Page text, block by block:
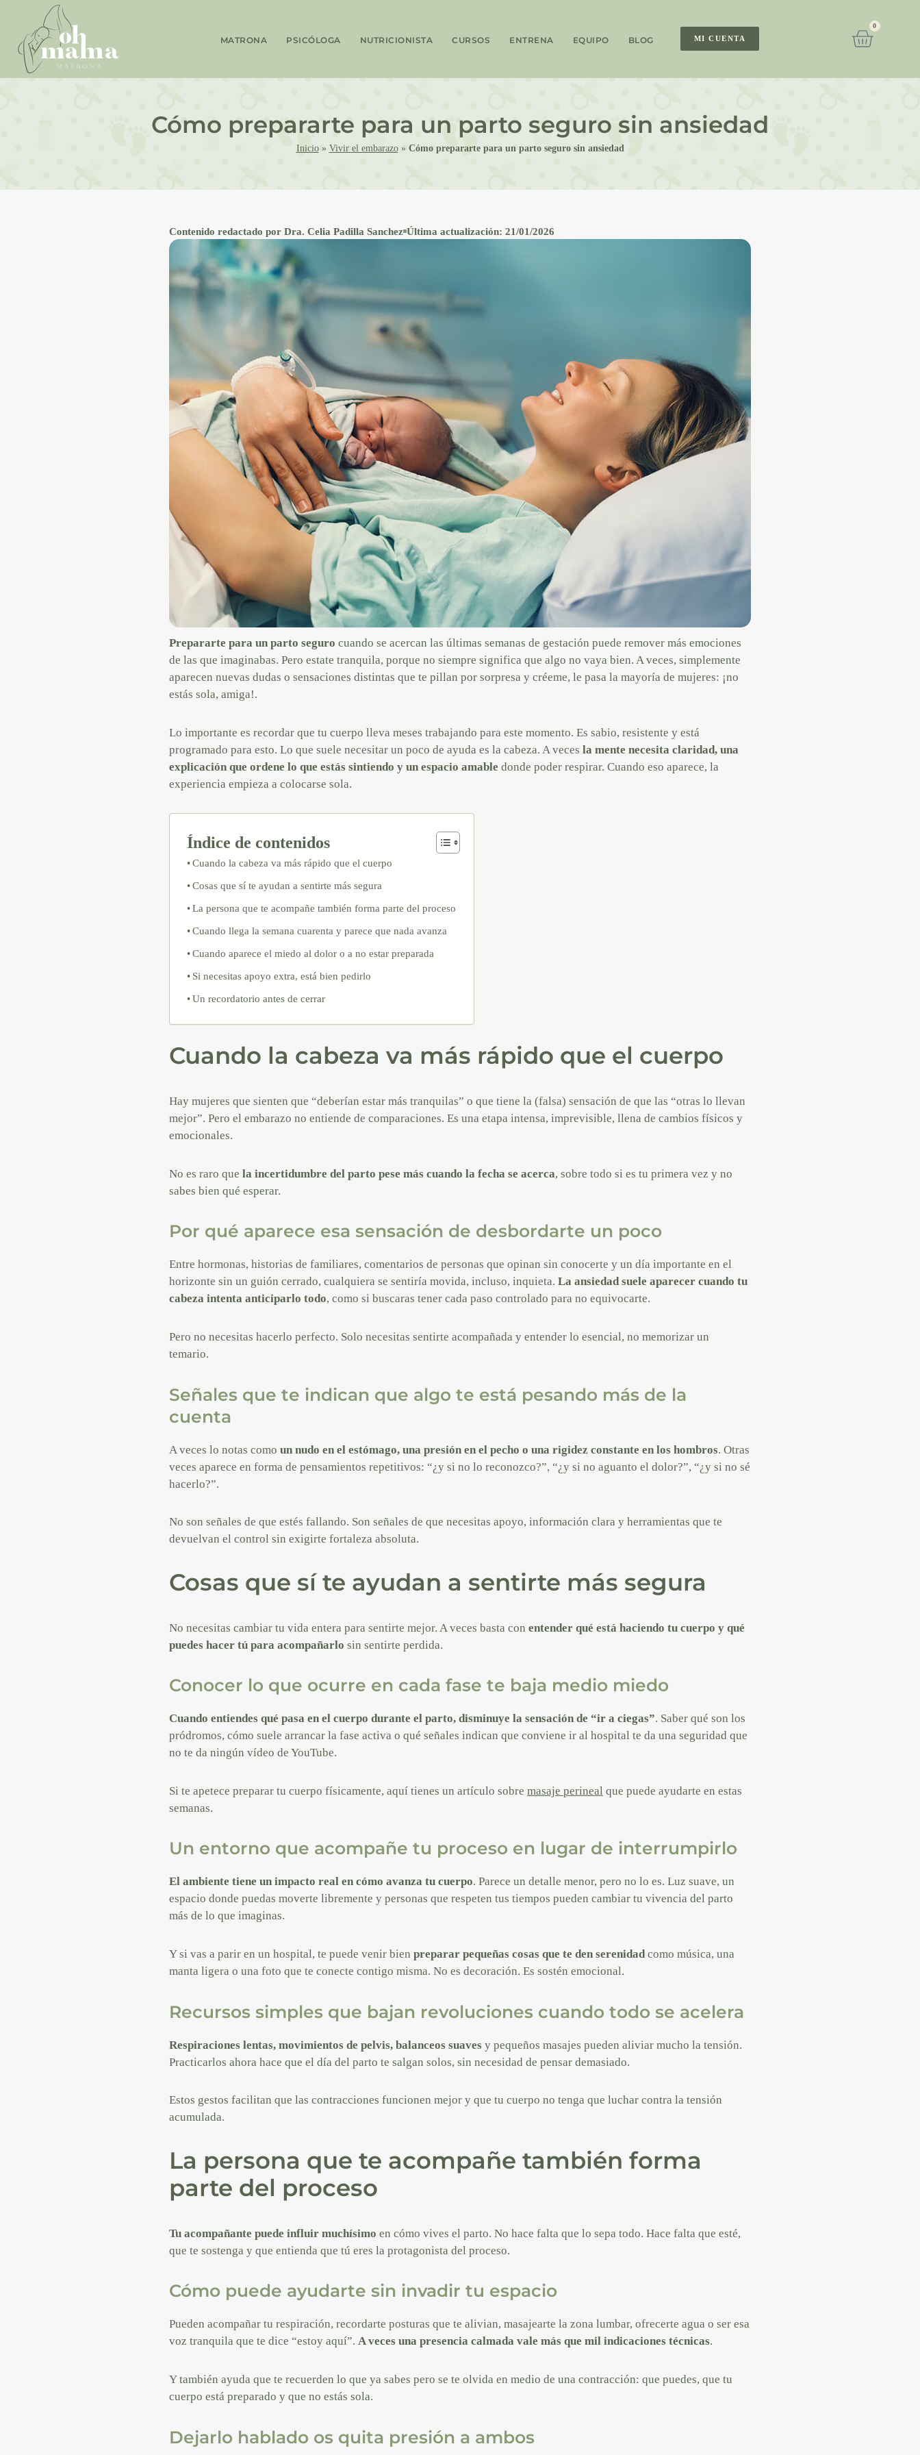
MATRONA PSICÓLOGA NUTRICIONISTA CURSOS ENTRENA EQUIPO BLOG MI CUENTA
0
Cómo prepararte para un parto seguro sin ansiedad
Inicio» Vivir el embarazo» Cómo prepararte para un parto seguro sin ansiedad
Contenido redactado por Dra. Celia Padilla Sanchez Última actualización: 21/01/2026
Prepararte para un parto seguro cuando se acercan las últimas semanas de gestación puede remover más emociones
de las que imaginabas. Pero estate tranquila, porque no siempre significa que algo no vaya bien. A veces, simplemente
aparecen nuevas dudas o sensaciones distintas que te pillan por sorpresa y créeme, le pasa la mayoría de mujeres: ¡no
estás sola, amiga!.
Lo importante es recordar que tu cuerpo lleva meses trabajando para este momento. Es sabio, resistente y está
programado para esto. Lo que suele necesitar un poco de ayuda es la cabeza. A veces la mente necesita claridad, una
explicación que ordene lo que estás sintiendo y un espacio amable donde poder respirar. Cuando eso aparece, la
experiencia empieza a colocarse sola.
Índice de contenidos
Cuando la cabeza va más rápido que el cuerpo
Cosas que sí te ayudan a sentirte más segura
La persona que te acompañe también forma parte del proceso
Cuando llega la semana cuarenta y parece que nada avanza
Cuando aparece el miedo al dolor o a no estar preparada
Si necesitas apoyo extra, está bien pedirlo
Un recordatorio antes de cerrar
Cuando la cabeza va más rápido que el cuerpo
Hay mujeres que sienten que “deberían estar más tranquilas” o que tiene la (falsa) sensación de que las “otras lo llevan
mejor”. Pero el embarazo no entiende de comparaciones. Es una etapa intensa, imprevisible, llena de cambios físicos y
emocionales.
No es raro que la incertidumbre del parto pese más cuando la fecha se acerca, sobre todo si es tu primera vez y no
sabes bien qué esperar.
Por qué aparece esa sensación de desbordarte un poco
Entre hormonas, historias de familiares, comentarios de personas que opinan sin conocerte y un día importante en el
horizonte sin un guión cerrado, cualquiera se sentiría movida, incluso, inquieta. La ansiedad suele aparecer cuando tu
cabeza intenta anticiparlo todo, como si buscaras tener cada paso controlado para no equivocarte.
Pero no necesitas hacerlo perfecto. Solo necesitas sentirte acompañada y entender lo esencial, no memorizar un
temario.
Señales que te indican que algo te está pesando más de la
cuenta
A veces lo notas como un nudo en el estómago, una presión en el pecho o una rigidez constante en los hombros. Otras
veces aparece en forma de pensamientos repetitivos: “¿y si no lo reconozco?”, “¿y si no aguanto el dolor?”, “¿y si no sé
hacerlo?”.
No son señales de que estés fallando. Son señales de que necesitas apoyo, información clara y herramientas que te
devuelvan el control sin exigirte fortaleza absoluta.
Cosas que sí te ayudan a sentirte más segura
No necesitas cambiar tu vida entera para sentirte mejor. A veces basta con entender qué está haciendo tu cuerpo y qué
puedes hacer tú para acompañarlo sin sentirte perdida.
Conocer lo que ocurre en cada fase te baja medio miedo
Cuando entiendes qué pasa en el cuerpo durante el parto, disminuye la sensación de “ir a ciegas”. Saber qué son los
pródromos, cómo suele arrancar la fase activa o qué señales indican que conviene ir al hospital te da una seguridad que
no te da ningún vídeo de YouTube.
Si te apetece preparar tu cuerpo físicamente, aquí tienes un artículo sobre masaje perineal que puede ayudarte en estas
semanas.
Un entorno que acompañe tu proceso en lugar de interrumpirlo
El ambiente tiene un impacto real en cómo avanza tu cuerpo. Parece un detalle menor, pero no lo es. Luz suave, un
espacio donde puedas moverte libremente y personas que respeten tus tiempos pueden cambiar tu vivencia del parto
más de lo que imaginas.
Y si vas a parir en un hospital, te puede venir bien preparar pequeñas cosas que te den serenidadcomo música, una
manta ligera o una foto que te conecte contigo misma. No es decoración. Es sostén emocional.
Recursos simples que bajan revoluciones cuando todo se acelera
Respiraciones lentas, movimientos de pelvis, balanceos suaves y pequeños masajes pueden aliviar mucho la tensión.
Practicarlos ahora hace que el día del parto te salgan solos, sin necesidad de pensar demasiado.
Estos gestos facilitan que las contracciones funcionen mejor y que tu cuerpo no tenga que luchar contra la tensión
acumulada.
La persona que te acompañe también forma
parte del proceso
Tu acompañante puede influir muchísimo en cómo vives el parto. No hace falta que lo sepa todo. Hace falta que esté,
que te sostenga y que entienda que tú eres la protagonista del proceso.
Cómo puede ayudarte sin invadir tu espacio
Pueden acompañar tu respiración, recordarte posturas que te alivian, masajearte la zona lumbar, ofrecerte agua o ser esa
voz tranquila que te dice “estoy aquí”. A veces una presencia calmada vale más que mil indicaciones técnicas.
Y también ayuda que te recuerden lo que ya sabes pero se te olvida en medio de una contracción: que puedes, que tu
cuerpo está preparado y que no estás sola.
Dejarlo hablado os quita presión a ambos